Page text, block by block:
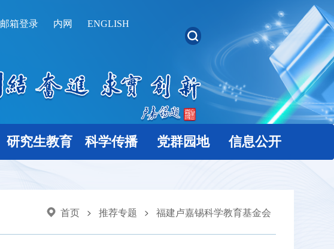
邮箱登录 内网 ENGLISH
研究生教育 科学传播 党群园地 信息公开
首页 > 推荐专题 > 福建卢嘉锡科学教育基金会